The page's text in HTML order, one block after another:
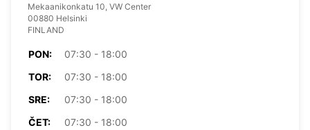
Mekaanikonkatu 10, VW Center
00880 Helsinki
FINLAND
PON:
07:30 - 18:00
TOR:
07:30 - 18:00
SRE:
07:30 - 18:00
ČET:
07:30 - 18:00